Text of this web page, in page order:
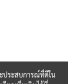
ประสบการณ์ที่ดีใน